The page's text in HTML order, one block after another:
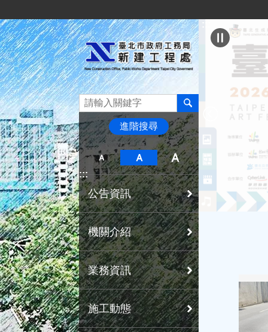
進階搜尋
:::
公告資訊
機關介紹
業務資訊
施工動態
:::